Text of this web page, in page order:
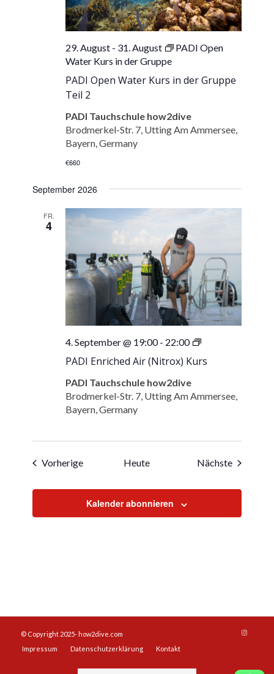
PADI Open Water Kurs in der Gruppe
Teil 2
29. August - 31. August
PADI Open
Water Kurs in der Gruppe
PADI Tauchschule how2dive
Brodmerkel-Str. 7, Utting Am Ammersee,
Bayern, Germany
€660
September 2026
FR.
4
PADI Enriched Air (Nitrox) Kurs
4. September @ 19:00- 22:00
PADI
Air
Kurs
PADI Tauchschule how2dive
Brodmerkel-Str. 7, Utting Am Ammersee,
Bayern, Germany
VorherigeVeranstaltungen
Heute Nächste
Kalender abonnieren
© Copyright 2025- how2dive.com
Impressum
Datenschutzerklärung Kontakt